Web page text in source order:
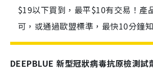
$19以下買到，最平$10有交易！產
可，或通過歐盟標準，最快10分鐘
DEEPBLUE 新型冠狀病毒抗原檢測試